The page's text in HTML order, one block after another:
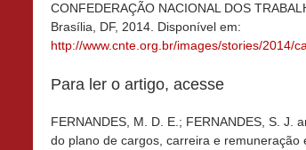
CONFEDERAÇÃO NACIONAL DOS
Brasília, DF, 2014. Disponível em:
http://www.cnte.org.br/images/stories/2014/
Para ler o artigo, acesse
FERNANDES, M. D. E.; FERNANDES, S. J.
do plano de cargos, carreira e remuneração